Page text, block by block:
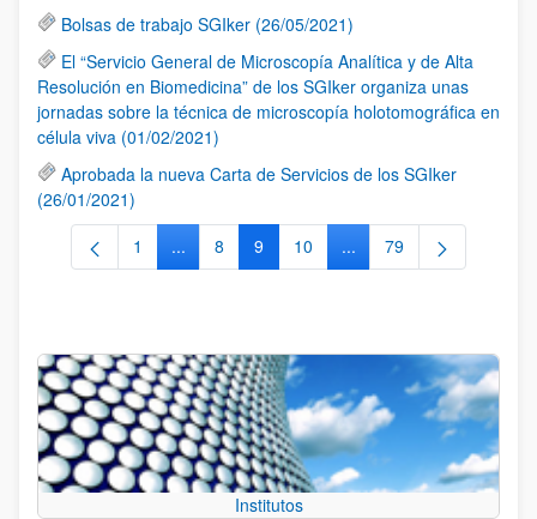
Bolsas de trabajo SGIker (26/05/2021)
El “Servicio General de Microscopía Analítica y de Alta
Resolución en Biomedicina” de los SGIker organiza unas
jornadas sobre la técnica de microscopía holotomográfica en
célula viva (01/02/2021)
Aprobada la nueva Carta de Servicios de los SGIker
(26/01/2021)
Página
1 ...Páginas intermedias Use TAB para
Página
8 Página
9 Página
10 ...Páginas intermedias
Página
79
Institutos